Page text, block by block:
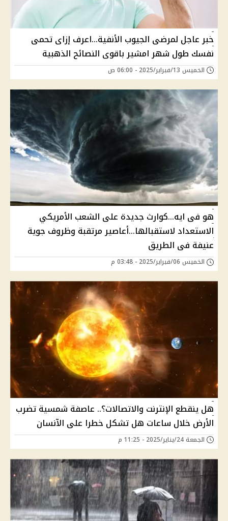
خبر عاجل لمرضى الجيوب الأنفية...اعرف إزاى تحمى
نفسك طول شهر امشير باقوى النصائح الذهبية
الخميس 13/فبراير/2025 - 06:00 ص
هو فى ايه...كوارث جديدة على الشعب الأمريكي
الاستعداد لاستقبالها...أعاصير مرتقبة وظروف جوية
عنيفة فى الطريق
الخميس 06/فبراير/2025 - 03:48 م
هل ينقطع الإنترنت والاتصالات؟.. عاصفة شمسية تضرب
الأرض خلال ساعات هل تشكل خطرا على الآنسان
الجمعة 24/يناير/2025 - 11:25 م